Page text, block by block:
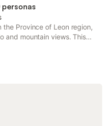
personas
the Province of Leon region,
and mountain views. This
free private parking and
at the holiday home.